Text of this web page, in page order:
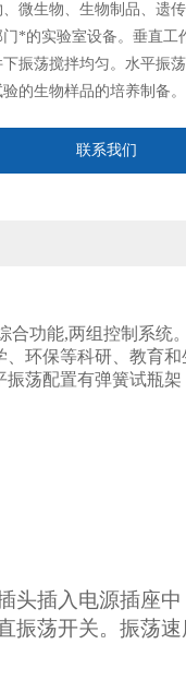
、微生物、生物制品、遗
门*的实验室设备。垂直工
下振荡搅拌均匀。水平振
验的生物样品的培养制备。
联系我们
合功能,两组控制系统
环保等科研、教育
荡配置有弹簧试瓶
头插入电源插座
振荡开关。振荡